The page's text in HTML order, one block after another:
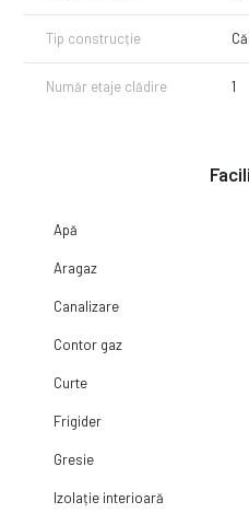
Tip construcție
Număr etaje clădire 1
Apă
Aragaz
Canalizare
Contor gaz
Curte
Frigider
Gresie
Izolație interioară